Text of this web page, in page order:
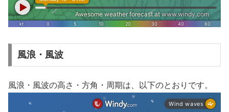
風浪・風波
風浪・風波の高さ・方角・周期は、以下のとおりです。